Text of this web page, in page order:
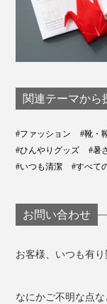
関連テーマから
#ファッション #靴・
#ひんやりグッズ
#暑
#いつも清潔
#すべて
お問い合わせ
お客様、いつも有り
なにかご不明な点